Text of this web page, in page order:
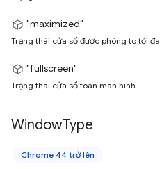
"maximized"
Trạng thái cửa sổ được phóng to tối đa.
"fullscreen"
Trạng thái cửa sổ toàn màn hình.
WindowType
Chrome 44 trở lên